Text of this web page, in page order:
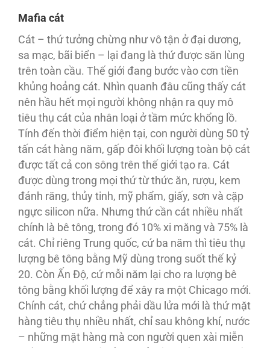
Mafia cát
Cát – thứ tưởng chừng như vô tận ở đại dương,
sa mạc, bãi biển – lại đang là thứ được săn lùng
trên toàn cầu. Thế giới đang bước vào cơn tiền
khủng hoảng cát. Nhìn quanh đâu cũng thấy cát
nên hầu hết mọi người không nhận ra quy mô
tiêu thụ cát của nhân loại ở tầm mức khổng lồ.
Tính đến thời điểm hiện tại, con người dùng 50 tỷ
tấn cát hàng năm, gấp đôi khối lượng toàn bộ cát
được tất cả con sông trên thế giới tạo ra. Cát
được dùng trong mọi thứ từ thức ăn, rượu, kem
đánh răng, thủy tinh, mỹ phẩm, giấy, sơn và cặp
ngực silicon nữa. Nhưng thứ cần cát nhiều nhất
chính là bê tông, trong đó 10% xi măng và 75% là
cát. Chỉ riêng Trung quốc, cứ ba năm thì tiêu thụ
lượng bê tông bằng Mỹ dùng trong suốt thế kỷ
20. Còn Ấn Ðộ, cứ mỗi năm lại cho ra lượng bê
tông bằng khối lượng để xây ra một Chicago mới.
Chính cát, chứ chẳng phải dầu lửa mới là thứ mặt
hàng tiêu thụ nhiều nhất, chỉ sau không khí, nước
– những mặt hàng mà con người quen xài miễn